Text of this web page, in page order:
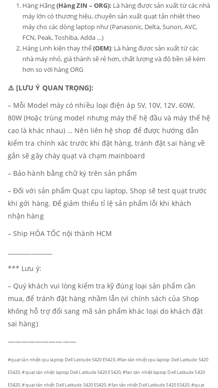
Hàng Hãng(Hàng ZIN – ORG): Là hàng được sản xuất từ các nhà
máy lớn có thương hiệu, chuyên sản xuất quạt tản nhiệt theo
máy cho các dòng laptop như (Panasonic, Delta, Sunon, AVC,
FCN, Peak, Toshiba, Adda …)
Hàng Linh kiện thay thế(OEM): Là hàng được sản xuất từ các
nhà máy nhỏ, giá thành sẽ rẻ hơn, chất lượng và độ bền sẽ kém
hơn so với hàng ORG
⚠️ [LƯU Ý QUAN TRỌNG]:
– Mỗi Model máy có nhiều loại điện áp 5V, 10V, 12V, 60W,
80W (Hoặc trùng model nhưng máy thế hệ đầu và máy thế hệ
cao là khác nhau) … Nên liên hệ shop để được hướng dẫn
kiểm tra chính xác trước khi đặt hàng, tránh đặt sai hàng về
gắn sẽ gây cháy quạt và chạm mainboard
– Bảo hành bằng chữ ký trên sản phẩm
– Đối với sản phẩm Quạt cpu laptop, Shop sẽ test quạt trước
khi gởi hàng. Để giảm thiểu tỉ lệ sản phẩm lỗi khi khách
nhận hàng
– Ship HỎA TỐC nội thành HCM
*** Lưu ý:
– Quý khách vui lòng kiểm tra kỹ đúng loại sản phẩm cần
mua, để tránh đặt hàng nhầm lẫn (vì chính sách của Shop
không hỗ trợ đổi sang mã sản phẩm khác loại do khách đặt
sai hàng)
——————————
#quạt tản nhiệt cpu laptop Dell Latitude 5420 E5420, #fan tản nhiệt cpu laptop Dell Latitude 5420
E5420, #quạt tản nhiệt laptop Dell Latitude 5420 E5420, #fan tản nhiệt laptop Dell Latitude 5420
E5420, #quạt tản nhiệt Dell Latitude 5420 E5420, #fan tản nhiệt Dell Latitude 5420 E5420, #quạt